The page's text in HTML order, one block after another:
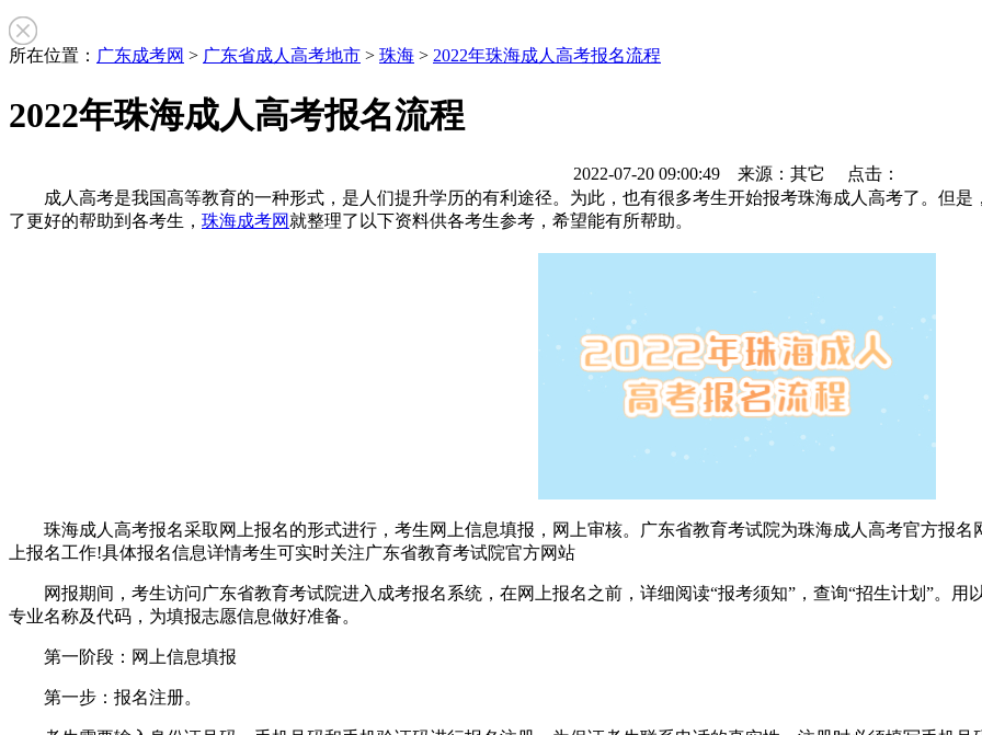
所在位置： 广东成考网 > 广东省成人高考地市 > 珠海 > 2022年珠海成人高考报名流程
2022年珠海成人高考报名流程
2022-07-20 09:00:49 来源：其它 点击：
者：
成人高考是我国高等教育的一种形式，是人们提升学历的有利途径。为此，也有很多考生开始报考珠海成人高考了。但是
了更好的帮助到各考生， 珠海成考网 就整理了以下资料供各考生参考，希望能有所帮助。
珠海成人高考报名采取网上报名的形式进行，考生网上信息填报，网上审核。广东省教育考试院为珠海成人高考官方报名
上报名工作!具体报名信息详情考生可实时关注广东省教育考试院官方网站
网报期间，考生访问广东省教育考试院进入成考报名系统，在网上报名之前，详细阅读“报考须知”，查询“招生计划”。用
专业名称及代码，为填报志愿信息做好准备。
第一阶段：网上信息填报
第一步：报名注册。